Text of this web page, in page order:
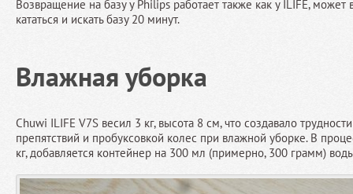
Возвращение на базу у Philips работает также как у ILIFE, может
кататься и искать базу 20 минут.
Влажная уборка
Chuwi ILIFE V7S весил 3 кг, высота 8 см, что создавало
препятствий и пробуксовкой колес при влажной уборке. В
кг, добавляется контейнер на 300 мл (примерно, 300 грамм)